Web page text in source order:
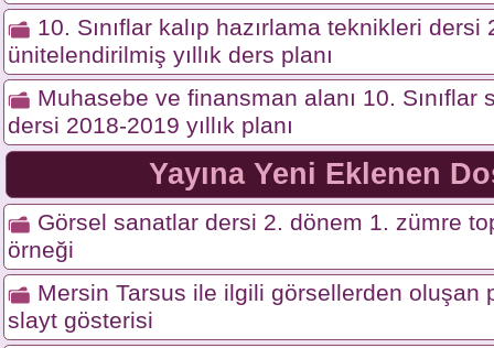
10. Sınıflar kalıp hazırlama teknikleri dersi
ünitelendirilmiş yıllık ders planı
Muhasebe ve finansman alanı 10.
dersi 2018-2019 yıllık planı
Yayına Yeni Eklenen
Görsel sanatlar dersi 2. dönem 1. zümre
örneği
Mersin Tarsus ile ilgili görsellerden oluşan
slayt gösterisi